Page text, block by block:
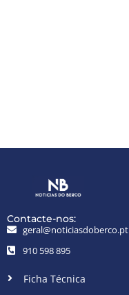
Contacte-nos:
geral@noticiasdoberco.pt
910 598 895
Ficha Técnica